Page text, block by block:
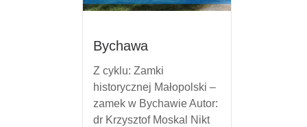
Bychawa
Z cyklu: Zamki
historycznej Małopolski –
zamek w Bychawie Autor:
dr Krzysztof Moskal Nikt